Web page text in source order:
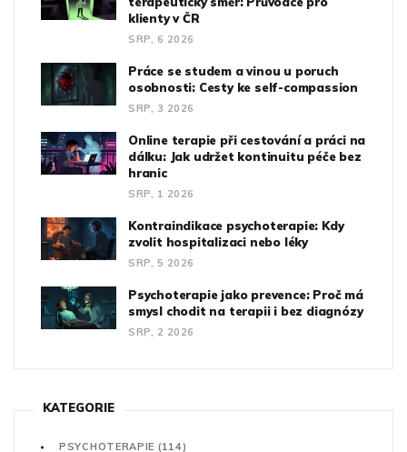
klienty v ČR
SRP, 6 2026
Práce se studem a vinou u poruch
osobnosti: Cesty ke self-compassion
SRP, 3 2026
Online terapie při cestování a práci na
dálku: Jak udržet kontinuitu péče bez
hranic
SRP, 1 2026
Kontraindikace psychoterapie: Kdy
zvolit hospitalizaci nebo léky
SRP, 5 2026
Psychoterapie jako prevence: Proč má
smysl chodit na terapii i bez diagnózy
SRP, 2 2026
KATEGORIE
PSYCHOTERAPIE (114)